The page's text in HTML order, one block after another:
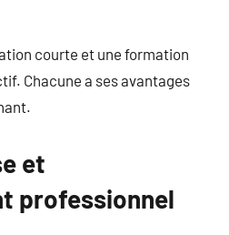
courte et une formation
Chacune a ses avantages
et
professionnel